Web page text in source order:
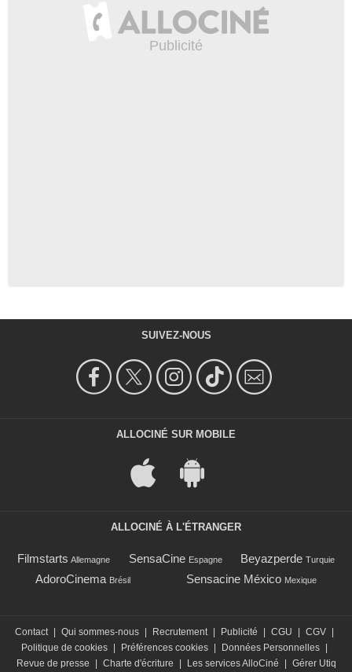
SUIVEZ-NOUS
ALLOCINÉ SUR MOBILE
ALLOCINÉ À L'ÉTRANGER
Filmstarts Allemagne SensaCine Espagne Beyazperde Turquie
AdoroCinema Brésil Sensacine México Mexique
Contact | Qui sommes-nous | Recrutement | Publicité | CGU | CGV |
Politique de cookies | Préférences cookies | Données Personnelles |
Revue de presse
| Charte d'écriture | Les services AlloCiné | Gérer Utiq